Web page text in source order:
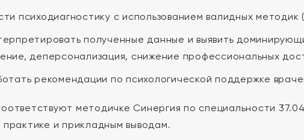
психодиагностику с использованием валидных
полученные данные и выявить
деперсонализация, снижение профессиональных
рекомендации по психологической поддержке
методичке Синергия по специальности
практике и прикладным выводам.